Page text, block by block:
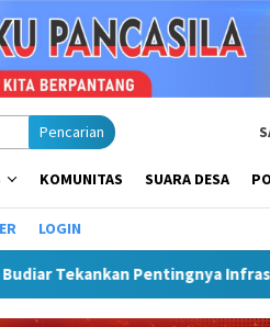
Pencarian
KOMUNITAS SUARA DESA
LOGIN
Infrastruktur Kebudayaan